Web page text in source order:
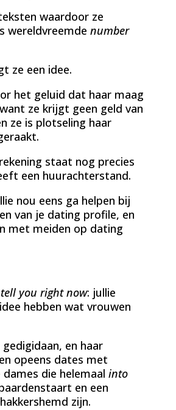
waardoor ze
wereldvreemde number
ze een idee.
het geluid dat haar maag
ze krijgt geen geld van
ze is plotseling haar
staat nog precies
een huurachterstand.
nou eens ga helpen bij
van je dating profile, en
met meiden op dating
you right now: jullie
hebben wat vrouwen
en haar
opeens dates met
die helemaal into
en een
zijn.